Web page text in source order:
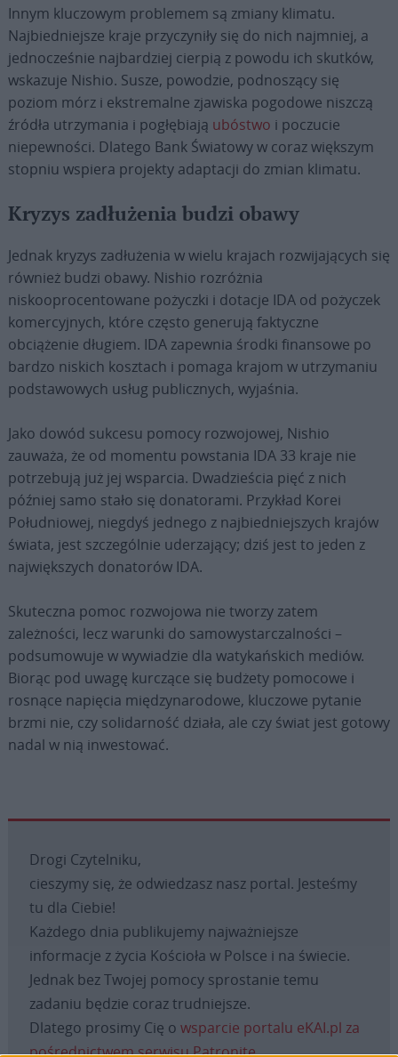
Innym kluczowym problemem są zmiany klimatu.
Najbiedniejsze kraje przyczyniły się do nich najmniej, a
jednocześnie najbardziej cierpią z powodu ich skutków,
wskazuje Nishio. Susze, powodzie, podnoszący się
poziom mórz i ekstremalne zjawiska pogodowe niszczą
źródła utrzymania i pogłębiają ubóstwo i poczucie
niepewności. Dlatego Bank Światowy w coraz większym
stopniu wspiera projekty adaptacji do zmian klimatu.
Kryzys zadłużenia budzi obawy
Jednak kryzys zadłużenia w wielu krajach rozwijających się
również budzi obawy. Nishio rozróżnia
niskooprocentowane pożyczki i dotacje IDA od pożyczek
komercyjnych, które często generują faktyczne
obciążenie długiem. IDA zapewnia środki finansowe po
bardzo niskich kosztach i pomaga krajom w utrzymaniu
podstawowych usług publicznych, wyjaśnia.
Jako dowód sukcesu pomocy rozwojowej, Nishio
zauważa, że ​​od momentu powstania IDA 33 kraje nie
potrzebują już jej wsparcia. Dwadzieścia pięć z nich
później samo stało się donatorami. Przykład Korei
Południowej, niegdyś jednego z najbiedniejszych krajów
świata, jest szczególnie uderzający; dziś jest to jeden z
największych donatorów IDA.
Skuteczna pomoc rozwojowa nie tworzy zatem
zależności, lecz warunki do samowystarczalności –
podsumowuje w wywiadzie dla watykańskich mediów.
Biorąc pod uwagę kurczące się budżety pomocowe i
rosnące napięcia międzynarodowe, kluczowe pytanie
brzmi nie, czy solidarność działa, ale czy świat jest gotowy
nadal w nią inwestować.
Drogi Czytelniku,
cieszymy się, że odwiedzasz nasz portal. Jesteśmy
tu dla Ciebie!
Każdego dnia publikujemy najważniejsze
informacje z życia Kościoła w Polsce i na świecie.
Jednak bez Twojej pomocy sprostanie temu
zadaniu będzie coraz trudniejsze.
Dlatego prosimy Cię o wsparcie portalu eKAI.pl za
pośrednictwem serwisu Patronite.